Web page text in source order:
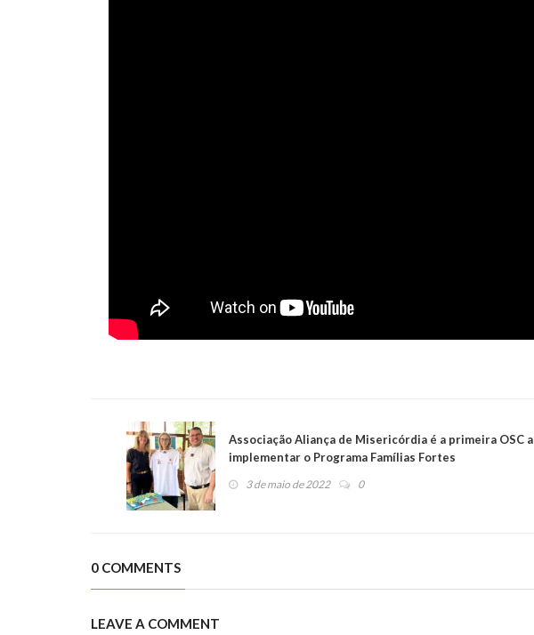
Associação Aliança de Misericórdia é a primeira OSC a
implementar o Programa Famílias Fortes
3 de maio de 2022 0
0 COMMENTS
LEAVE A COMMENT